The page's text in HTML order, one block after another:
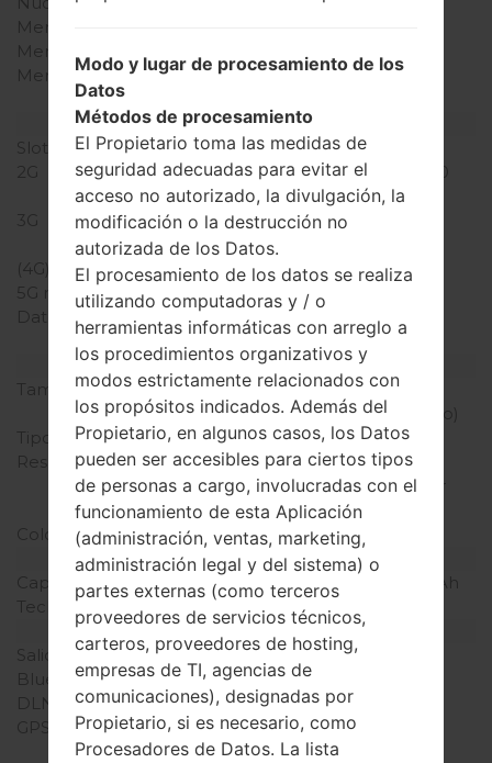
Memoria RAM
Memoria interna
Memoria externa
microSD, hasta 32 GB
Red y Datos
Slot de tarjeta
1 Micro-SIM
2G
GSM 850/900/1800/1900
MHz
3G
HSDPA 900/1900/2100
MHz
(4G) LTE
5G network
-
Datos
GPRS, EDGE, UMTS,
HSDPA, HSUPA, HSPA+
Pantalla
Tamaño de la pantalla
4.5 pulgadas (~66.6%
relación pantalla-cuerpo)
Tipo de Pantalla
IPS LCD
Resolución de Pantalla
480 x 800 píxeles (~207
densidad de píxeles por
pulgada)
Colores de pantalla
16M colores
Batería y Teclado
Capacidad de batería
Extraíble Li-Ion 2100 mAh
Teclado físico
-
Interfaces
Salida de audio
3.5mm jack
Bluetooth
versión 4.0, A2DP
DLNA
No
GPS
A-GPS, GeoTagging,
GLONASS
Modo y lugar de procesamiento de los
Datos
Métodos de procesamiento
El Propietario toma las medidas de
seguridad adecuadas para evitar el
acceso no autorizado, la divulgación, la
modificación o la destrucción no
autorizada de los Datos.
El procesamiento de los datos se realiza
utilizando computadoras y / o
herramientas informáticas con arreglo a
los procedimientos organizativos y
modos estrictamente relacionados con
los propósitos indicados. Además del
Propietario, en algunos casos, los Datos
pueden ser accesibles para ciertos tipos
de personas a cargo, involucradas con el
funcionamiento de esta Aplicación
(administración, ventas, marketing,
administración legal y del sistema) o
partes externas (como terceros
proveedores de servicios técnicos,
carteros, proveedores de hosting,
empresas de TI, agencias de
comunicaciones), designadas por
Propietario, si es necesario, como
Procesadores de Datos. La lista